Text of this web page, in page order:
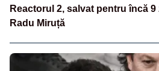
Reactorul 2, salvat pentru încă
Radu Miruță